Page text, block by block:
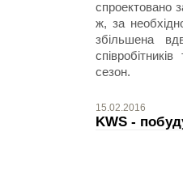
спроектовано
ж, за
збільшена
сезон.
15.02.2016
KWS -